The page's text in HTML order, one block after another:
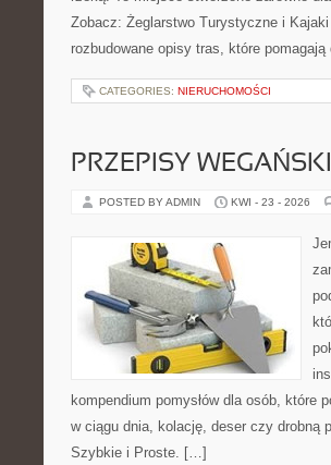
Zobacz: Żeglarstwo Turystyczne i
rozbudowane opisy tras, które
CATEGORIES: NIERUCHOMOŚCI
PRZEPISY
POSTED BY ADMIN KWI - 23 - 2026
kompendium pomysłów dla osób, które
w ciągu dnia, kolację, deser czy drobną
Szybkie i Proste. […]